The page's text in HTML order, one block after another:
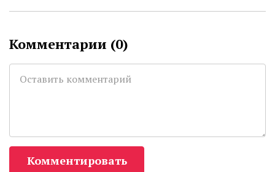
Комментарии (0)
Комментировать